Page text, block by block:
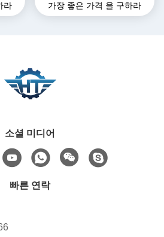
라
비트는고 정밀도 이원축
가장 좋은 가격 을 구하라
소셜 미디어
빠른 연락